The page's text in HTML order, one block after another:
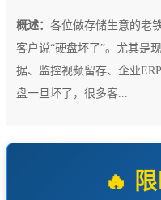
概述： 各位做存储生意的老
客户说“硬盘坏了”。尤其是
据、监控视频留存、企业
盘一旦坏了，很多客...
🔥